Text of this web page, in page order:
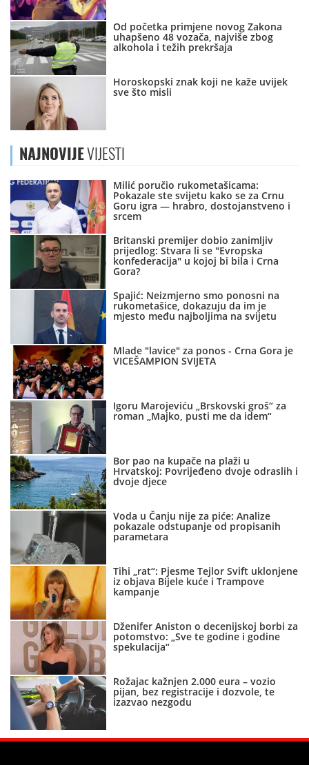
Od početka primjene novog Zakona
uhapšeno 48 vozača, najviše zbog
alkohola i težih prekršaja
Horoskopski znak koji ne kaže uvijek
sve što misli
NAJNOVIJEVIJESTI
Milić poručio rukometašicama:
Pokazale ste svijetu kako se za Crnu
Goru igra — hrabro, dostojanstveno i
srcem
Britanski premijer dobio zanimljiv
prijedlog: Stvara li se "Evropska
konfederacija" u kojoj bi bila i Crna
Gora?
Spajić: Neizmjerno smo ponosni na
rukometašice, dokazuju da im je
mjesto među najboljima na svijetu
Mlade "lavice" za ponos - Crna Gora je
VICEŠAMPION SVIJETA
Igoru Marojeviću „Brskovski groš“ za
roman „Majko, pusti me da idem“
Bor pao na kupače na plaži u
Hrvatskoj: Povrijeđeno dvoje odraslih i
dvoje djece
Voda u Čanju nije za piće: Analize
pokazale odstupanje od propisanih
parametara
Tihi „rat“: Pjesme Tejlor Svift uklonjene
iz objava Bijele kuće i Trampove
kampanje
Dženifer Aniston o decenijskoj borbi za
potomstvo: „Sve te godine i godine
spekulacija“
Rožajac kažnjen 2.000 eura – vozio
pijan, bez registracije i dozvole, te
izazvao nezgodu